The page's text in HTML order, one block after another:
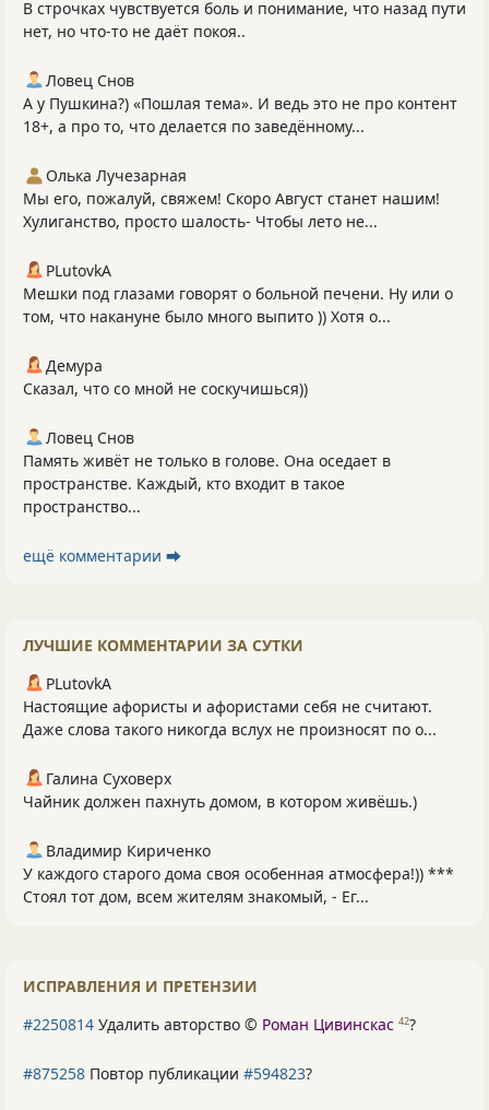
В строчках чувствуется боль и понимание, что назад пути
нет, но что-то не даёт покоя..
Ловец Снов
А у Пушкина?) «Пошлая тема». И ведь это не про контент
18+, а про то, что делается по заведённому...
Олька Лучезарная
Мы его, пожалуй, свяжем! Скоро Август станет нашим!
Хулиганство, просто шалость- Чтобы лето не...
PLutоvkА
Мешки под глазами говорят о больной печени. Ну или о
том, что накануне было много выпито )) Хотя о...
Демура
Сказал, что со мной не соскучишься))
Ловец Снов
Память живёт не только в голове. Она оседает в
пространстве. Каждый, кто входит в такое
пространство...
ещё комментарии ⮕
ЛУЧШИЕ КОММЕНТАРИИ ЗА СУТКИ
PLutоvkА
Настоящие афористы и афористами себя не считают.
Даже слова такого никогда вслух не произносят по о...
Галина Суховерх
Чайник должен пахнуть домом, в котором живёшь.)
Владимир Кириченко
У каждого старого дома своя особенная атмосфера!)) ***
Стоял тот дом, всем жителям знакомый, - Ег...
ИСПРАВЛЕНИЯ И ПРЕТЕНЗИИ
#2250814 Удалить авторство © Роман Цивинскас 42?
#875258 Повтор публикации #594823?